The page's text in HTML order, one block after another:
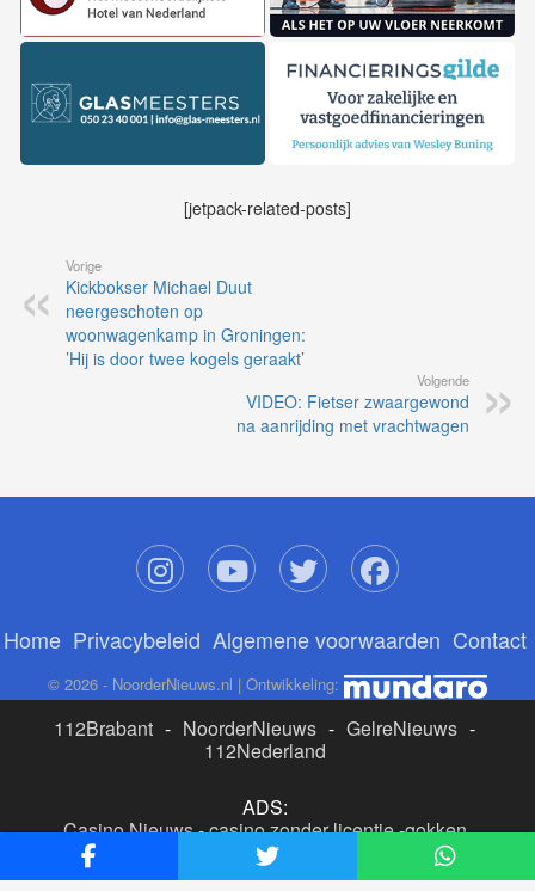
[jetpack-related-posts]
Vorige
Kickbokser Michael Duut
neergeschoten op
woonwagenkamp in Groningen:
’Hij is door twee kogels geraakt’
Volgende
VIDEO: Fietser zwaargewond
na aanrijding met vrachtwagen
Home Privacybeleid Algemene voorwaarden Contact
© 2026 - NoorderNieuws.nl | Ontwikkeling:
112Brabant - NoorderNieuws - GelreNieuws -
112Nederland
ADS:
Casino Nieuws-casino zonder licentie-gokken
buitenlandse site
beste online casino nederland